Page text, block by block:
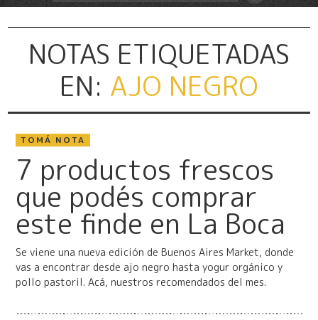
NOTAS ETIQUETADAS
EN: AJO NEGRO
TOMÁ NOTA
7 productos frescos
que podés comprar
este finde en La Boca
Se viene una nueva edición de Buenos Aires Market, donde
vas a encontrar desde ajo negro hasta yogur orgánico y
pollo pastoril. Acá, nuestros recomendados del mes.